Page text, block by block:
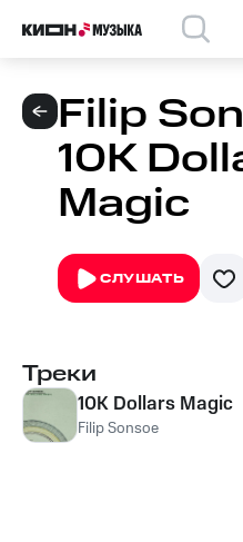
Filip
10K
Magic
СЛУШАТЬ
Треки
10K Dollars Magic
Filip Sonsoe